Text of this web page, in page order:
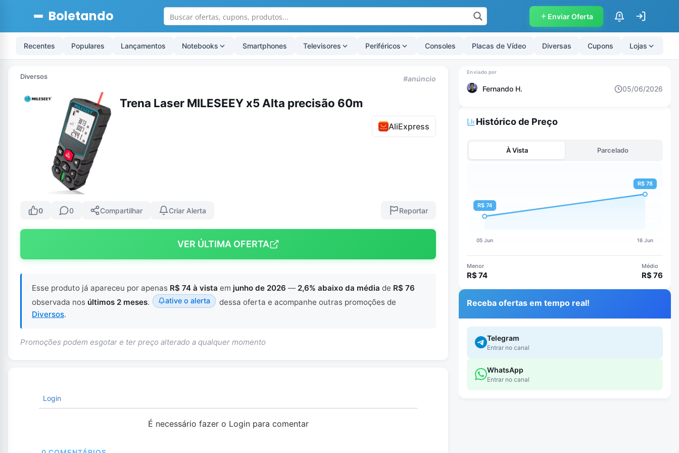
Boletando Enviar Oferta $
Recentes Populares Lançamentos Notebooks Smartphones Televisores Periféricos Consoles Placas de Vídeo Diversas Cupons Lojas
Diversos #anúncio
Trena Laser MILESEEY x5 Alta precisão 60m
AliExpress
0 0 Compartilhar Criar Alerta Reportar
VER ÚLTIMA OFERTA
Esse produto já apareceu por apenas R$ 74 à vista em junho de 2026 — 2,6% abaixo da média de R$ 76
observada nos últimos 2 meses. ative o alerta
dessa oferta e acompanhe outras promoções de
Diversos.
Promoções podem esgotar e ter preço alterado a qualquer momento
Login
É necessário fazer o Login para comentar
Fernando H. 05/06/2026
Histórico de Preço
À Vista Parcelado
Menor
R$ 74
Médio
R$ 76
Receba ofertas em tempo real!
Telegram
Entrar no canal
WhatsApp
Entrar no canal